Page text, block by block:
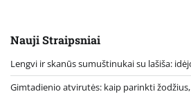
Nauji Straipsniai
Lengvi ir skanūs sumuštinukai su lašiša:
Gimtadienio atvirutės: kaip parinkti